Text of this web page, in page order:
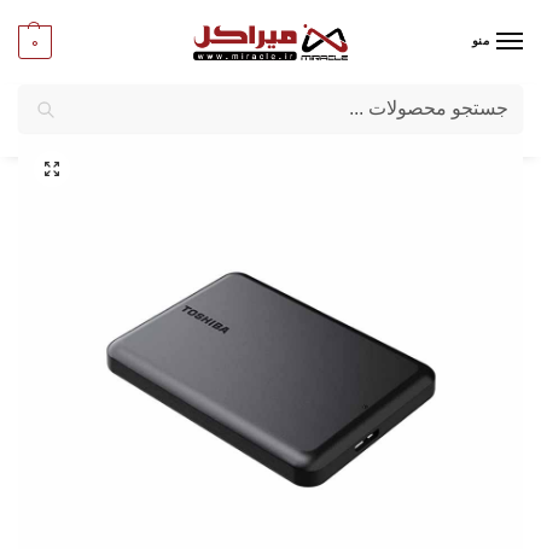
منو 0
میراکل/کامپیوتر/قطعات جانبی